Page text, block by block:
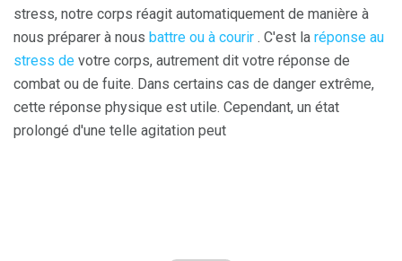
stress, notre corps réagit automatiquement de manière à
nous préparer à nous battre ou à courir . C'est la réponse au
stress de votre corps, autrement dit votre réponse de
combat ou de fuite. Dans certains cas de danger extrême,
cette réponse physique est utile. Cependant, un état
prolongé d'une telle agitation peut